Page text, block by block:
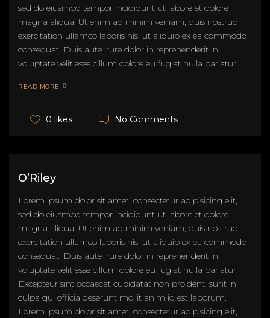
sed do eiusmod tempor incididunt ut labore et dolore
magna aliqua. Ut enim ad minim veniam, quis nostrud
exercitation ullamco laboris nisi ut aliquip ex ea commodo
consequat. Duis aute irure dolor in reprehenderit in
voluptate velit esse cillum dolore eu fugiat nulla pariatur.
READ MORE
0 likes No Comments
O’Riley
Lorem ipsum dolor sit amet, consectetur adipisicing elit,
sed do eiusmod tempor incididunt ut labore et dolore
magna aliqua. Ut enim ad minim veniam, quis nostrud
exercitation ullamco laboris nisi ut aliquip ex ea commodo
consequat. Duis aute irure dolor in reprehenderit in
voluptate velit esse cillum dolore eu fugiat nulla pariatur.
Excepteur sint occaecat cupidatat non proident, sunt in
culpa qui officia deserunt mollit anim id est laborum.
Lorem ipsum dolor sit amet, consectetur adipisicing elit,